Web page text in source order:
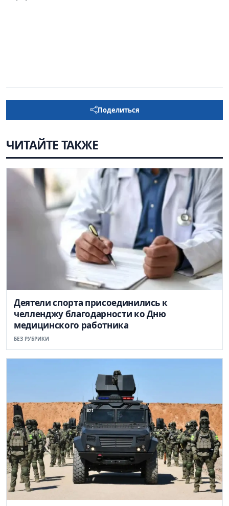
Поделиться
ЧИТАЙТЕ ТАКЖЕ
Деятели спорта присоединились к
челленджу благодарности ко Дню
медицинского работника
БЕЗ РУБРИКИ